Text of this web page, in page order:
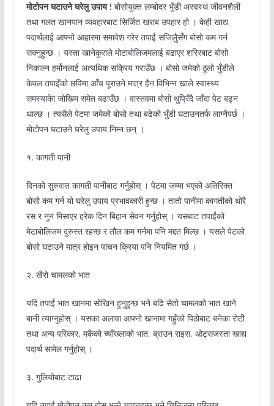
मोटोपन घटाउने घरेलु उपाय ! बोसोयुक्त लम्बोदर भुँडी अस्वस्थ जीवनशैली
तथा गलत खानपान व्यवहारबाट सिर्जित खराब उपहार हो । केही खाद्य
पदार्थलाई आफ्नो आहारमा समावेश गरेर तपाईं सजिलैुसँग बोसो कम गर्न
सक्नुहुन्छ । यस्ता खानेकुराले मोटाबोलिजमलाई बढाएर शरिरबाट बोसो
निकाल्न हर्मोनलाई अत्यधिक सक्रिय गराउँछ । बोसो जमेको ठूलो भुँडीले
केवल तपाइँको छविमा आँच पूराउने मात्र हैन विभिन्न खाले स्वास्थ्य
समस्याकेा जोखिम समेत बढाउँछ । वास्तवमा बोसो थुपि्रँदै जाँदा पेट बढ्न
थाल्छ । त्यसैले पेटमा जमेको बोसो तथा बढेको भुँडी घटाउनतर्फ लाग्नैपर्छ ।
मोटोपन घटाउने घरेलु उपाय निम्न छन् ।
१. कागती पानी
दिनको सुरुवात कागती पानीबाट गर्नुहोस् । पेटमा जम्मा भएको अतिरिक्त
बोसो कम गर्न यो घरेलु उपाय प्रभावकारी हुन्छ । तातो पानीमा कागतीको थोरै
रस र नुन मिसाएर हरेक दिन बिहान सेवन गर्नुहोस् । यसबाट तपाईंको
मेटाबोलिजम दुरुस्त रहन्छ र तौल कम गर्नमा पनि मद्दत मिल्छ । यसले पेटको
बोसो घटाउने मात्र होइन पाचन क्रिया पनि नियमित गर्छ ।
२. खैरो चामलको भात
यदि तपाईं भात खानमा सोखिन हुनुहुन्छ भने बढि सेतो चामलको भात खाने
बानी त्याग्नुहोस् । यसका अलावा आफ्नो खानामा गहुँको पिठोबाट बनेका रोटी
तथा अन्य परिकार, मकैको च्याँख्लाको भात, ब्राउन राइस, ओट्सजस्ता खाद्य
पदार्थ सामेल गर्नुहोस् ।
३. गुलियोबाट टाढा